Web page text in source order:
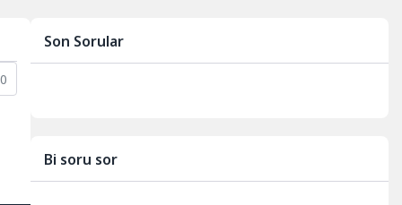
0
Son Sorular
Bi soru sor